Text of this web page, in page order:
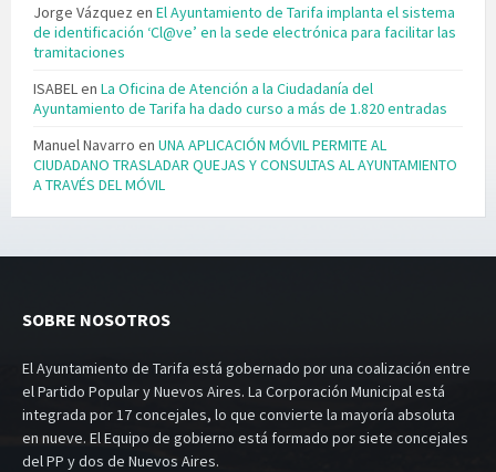
Jorge Vázquez en El Ayuntamiento de Tarifa implanta el sistema
de identificación ‘Cl@ve’ en la sede electrónica para facilitar las
tramitaciones
ISABELen La Oficina de Atención a la Ciudadanía del
Ayuntamiento de Tarifa ha dado curso a más de 1.820 entradas
Manuel Navarro en UNA APLICACIÓN MÓVIL PERMITE AL
CIUDADANO TRASLADAR QUEJAS Y CONSULTAS AL AYUNTAMIENTO
A TRAVÉS DEL MÓVIL
SOBRE NOSOTROS
El Ayuntamiento de Tarifa está gobernado por una coalización entre
el Partido Popular y Nuevos Aires. La Corporación Municipal está
integrada por 17 concejales, lo que convierte la mayoría absoluta
en nueve. El Equipo de gobierno está formado por siete concejales
del PP y dos de Nuevos Aires.